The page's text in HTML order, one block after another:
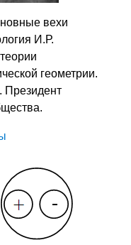
вехи
И.Р.
геометрии.
Президент